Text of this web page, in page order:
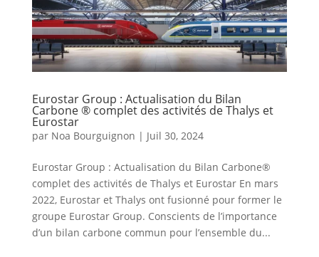
Eurostar Group : Actualisation du Bilan
Carbone ® complet des activités de Thalys et
Eurostar
par Noa Bourguignon | Juil 30, 2024
Eurostar Group : Actualisation du Bilan Carbone®
complet des activités de Thalys et Eurostar En mars
2022, Eurostar et Thalys ont fusionné pour former le
groupe Eurostar Group. Conscients de l’importance
d’un bilan carbone commun pour l’ensemble du...